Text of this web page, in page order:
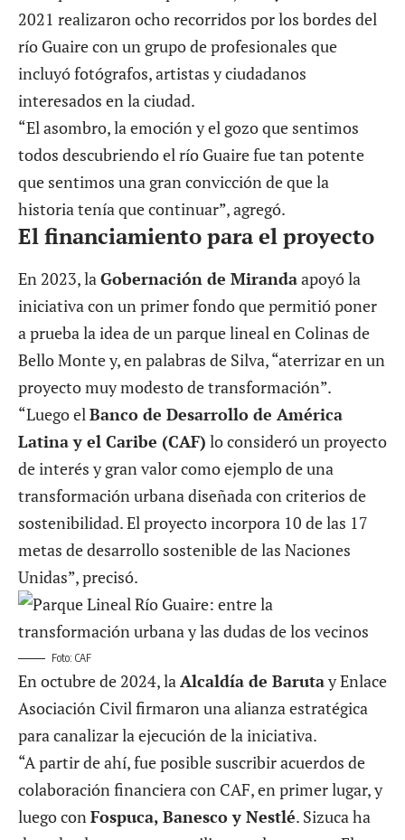
2021 realizaron ocho recorridos por los bordes del
río Guaire con un grupo de profesionales que
incluyó fotógrafos, artistas y ciudadanos
interesados en la ciudad.
“El asombro, la emoción y el gozo que sentimos
todos descubriendo el río Guaire fue tan potente
que sentimos una gran convicción de que la
historia tenía que continuar”, agregó.
El financiamiento para el proyecto
En 2023, la Gobernación de Mirandaapoyó la
iniciativa con un primer fondo que permitió poner
a prueba la idea de un parque lineal en Colinas de
Bello Monte y, en palabras de Silva, “aterrizar en un
proyecto muy modesto de transformación”.
“Luego el Banco de Desarrollo de América
Latina y el Caribe (CAF) lo consideró un proyecto
de interés y gran valor como ejemplo de una
transformación urbana diseñada con criterios de
sostenibilidad. El proyecto incorpora 10 de las 17
metas de desarrollo sostenible de las Naciones
Unidas”, precisó.
Foto: CAF
En octubre de 2024, la Alcaldía de Barutay Enlace
Asociación Civil firmaron una alianza estratégica
para canalizar la ejecución de la iniciativa.
“A partir de ahí, fue posible suscribir acuerdos de
colaboración financiera con CAF, en primer lugar, y
luego con Fospuca, Banesco y Nestlé. Sizuca ha